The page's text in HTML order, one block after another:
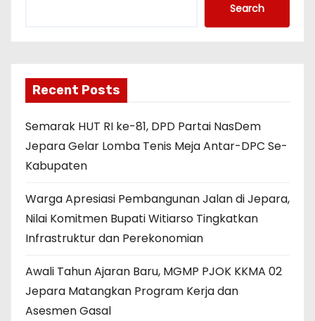
Search
Recent Posts
Semarak HUT RI ke-81, DPD Partai NasDem
Jepara Gelar Lomba Tenis Meja Antar-DPC Se-
Kabupaten
Warga Apresiasi Pembangunan Jalan di Jepara,
Nilai Komitmen Bupati Witiarso Tingkatkan
Infrastruktur dan Perekonomian
Awali Tahun Ajaran Baru, MGMP PJOK KKMA 02
Jepara Matangkan Program Kerja dan
Asesmen Gasal